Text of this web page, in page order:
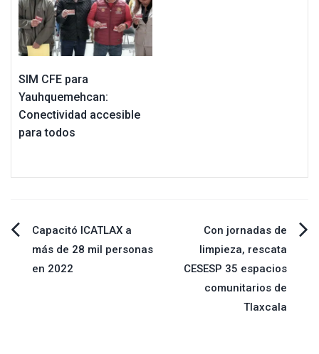
SIM CFE para
Yauhquemehcan:
Conectividad accesible
para todos
Navegación
de
Capacitó ICATLAX a
más de 28 mil personas
en 2022
Con jornadas de
limpieza, rescata
CESESP 35 espacios
comunitarios de
Tlaxcala